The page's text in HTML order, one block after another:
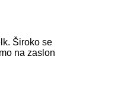
Široko se
na zaslon